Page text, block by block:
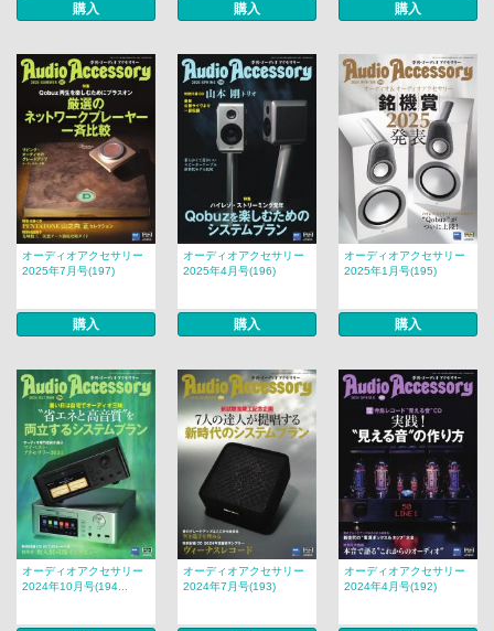
購入 購入 購入
オーディオアクセサリー
2025年7月号(197)
購入
オーディオアクセサリー
2025年4月号(196)
購入
オーディオアクセサリー
2025年1月号(195)
購入
オーディオアクセサリー
2024年10月号(194...
オーディオアクセサリー
2024年7月号(193)
オーディオアクセサリー
2024年4月号(192)